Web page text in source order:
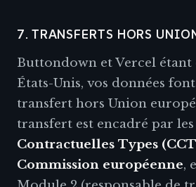
7. TRANSFERTS HORS
Buttondown et Vercel étant
États-Unis, vos données
transfert hors Union
transfert est encadré par les
Contractuelles Types
Commission européenne,